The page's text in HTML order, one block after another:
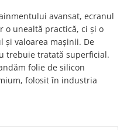
avansat, ecranul
o unealtă practică, ci și o
valoarea mașinii. De
trebuie tratată superficial.
folie de silicon
folosit în industria